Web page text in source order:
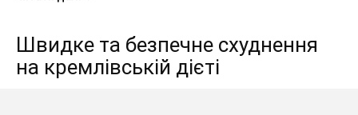
Швидке та безпечне схуднення
на кремлівській дієті